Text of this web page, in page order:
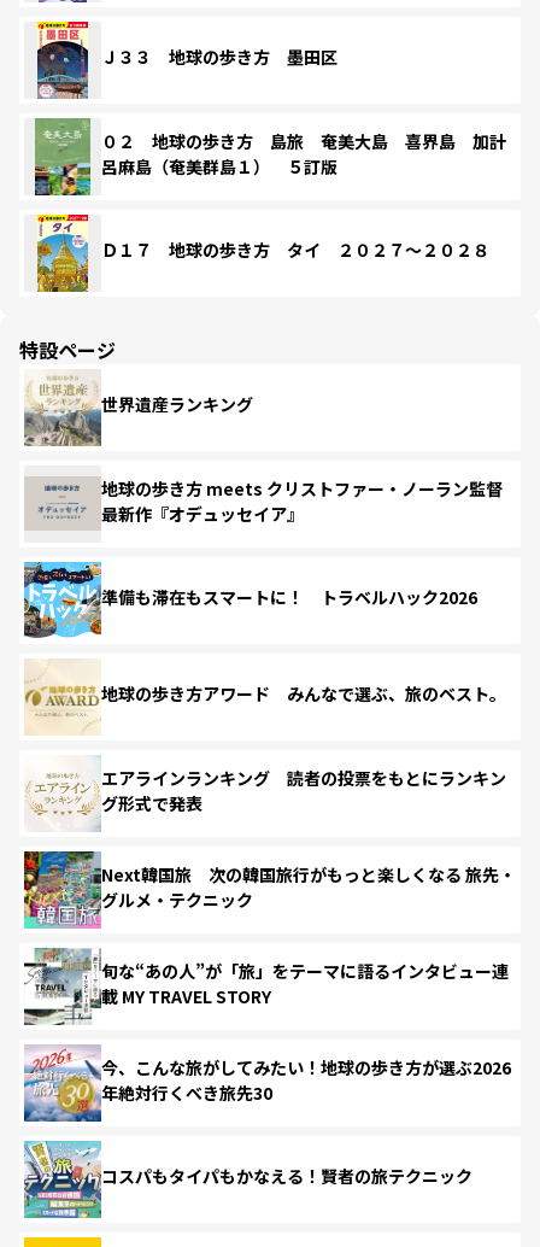
Ｊ３３ 地球の歩き方 墨田区
０２ 地球の歩き方 島旅 奄美大島 喜界島 加計
呂麻島（奄美群島１） ５訂版
Ｄ１７ 地球の歩き方 タイ ２０２７～２０２８
特設ページ
世界遺産ランキング
地球の歩き方 meets クリストファー・ノーラン監督
最新作『オデュッセイア』
準備も滞在もスマートに！ トラベルハック2026
地球の歩き方アワード みんなで選ぶ、旅のベスト。
エアラインランキング 読者の投票をもとにランキン
グ形式で発表
Next韓国旅 次の韓国旅行がもっと楽しくなる 旅先・
グルメ・テクニック
旬な“あの人”が「旅」をテーマに語るインタビュー連
載 MY TRAVEL STORY
今、こんな旅がしてみたい！地球の歩き方が選ぶ2026
年絶対行くべき旅先30
コスパもタイパもかなえる！賢者の旅テクニック